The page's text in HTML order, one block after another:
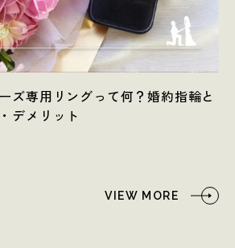
ズ専用リングって何？婚約指輪と
デメリット
VIEW MORE